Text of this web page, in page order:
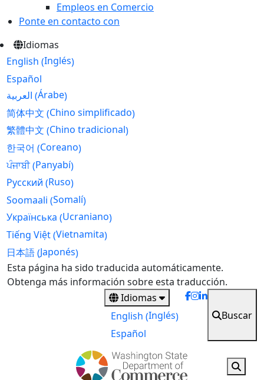
Empleos en Comercio
Ponte en contacto con
Idiomas
English (Inglés)
Español
العربية (Árabe)
简体中文 (Chino simplificado)
繁體中文 (Chino tradicional)
한국어 (Coreano)
ਪੰਜਾਬੀ(Panyabí)
Русский (Ruso)
Soomaali (Somalí)
Українська (Ucraniano)
Tiếng Việt(Vietnamita)
日本語(Japonés)
Skip
to
Esta página ha sido traducida automáticamente.
Obtenga más información sobre esta traducción.
Idiomas
English (Inglés)
Español
Buscar